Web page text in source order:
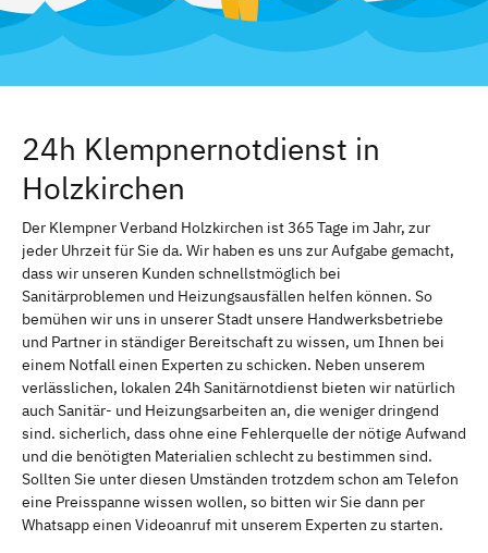
24h Klempnernotdienst in
Holzkirchen
Der Klempner Verband Holzkirchen ist 365 Tage im Jahr, zur
jeder Uhrzeit für Sie da. Wir haben es uns zur Aufgabe gemacht,
dass wir unseren Kunden schnellstmöglich bei
Sanitärproblemen und Heizungsausfällen helfen können. So
bemühen wir uns in unserer Stadt unsere Handwerksbetriebe
und Partner in ständiger Bereitschaft zu wissen, um Ihnen bei
einem Notfall einen Experten zu schicken. Neben unserem
verlässlichen, lokalen 24h Sanitärnotdienst bieten wir natürlich
auch Sanitär- und Heizungsarbeiten an, die weniger dringend
sind. sicherlich, dass ohne eine Fehlerquelle der nötige Aufwand
und die benötigten Materialien schlecht zu bestimmen sind.
Sollten Sie unter diesen Umständen trotzdem schon am Telefon
eine Preisspanne wissen wollen, so bitten wir Sie dann per
Whatsapp einen Videoanruf mit unserem Experten zu starten.